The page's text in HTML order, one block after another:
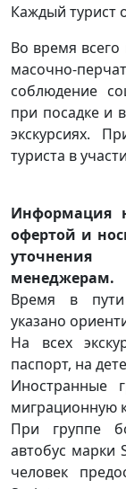
Каждый турист
Во время
масочно-
соблюдение
при посадке и
экскурсиях.
туриста в
Информация
офертой и
уточнения
менеджерам.
Время в пути
указано
На всех
паспорт, на
Иностранные
миграционную
При группе
автобус марки
человек